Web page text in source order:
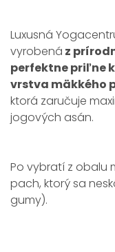
Luxusná
vyrobená z
perfektne priľne
vrstva mäkkého
ktorá zaručuje
jogových asán.
Po vybratí z obalu
pach, ktorý sa
gumy).